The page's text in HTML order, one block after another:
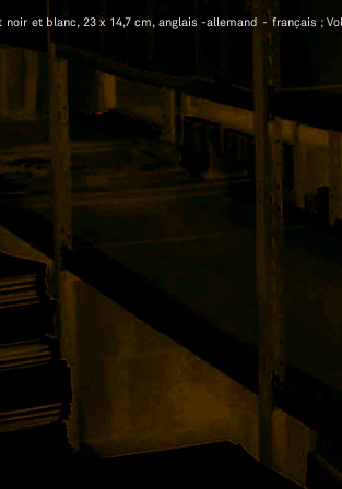
et blanc, 23 x 14,7 cm, anglais -allemand - français ;